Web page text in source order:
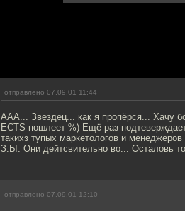
отправлено 07.09.01 11:44
ААА... Звездец... как я пропёрся... Хачу
ECTS пошлеет %) Ещё раз
такихз тупых маркетологов и менеджеров
З.Ы. Они дейтсвительно во... Осталовь
отправлено 07.09.01 12:10